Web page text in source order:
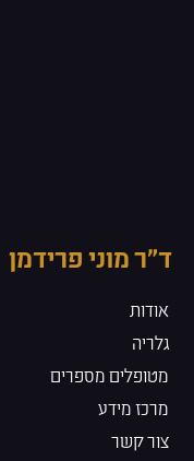
ד״ר מוני פרידמן
אודות
גלריה
מטופלים מספרים
מרכז מידע
צור קשר